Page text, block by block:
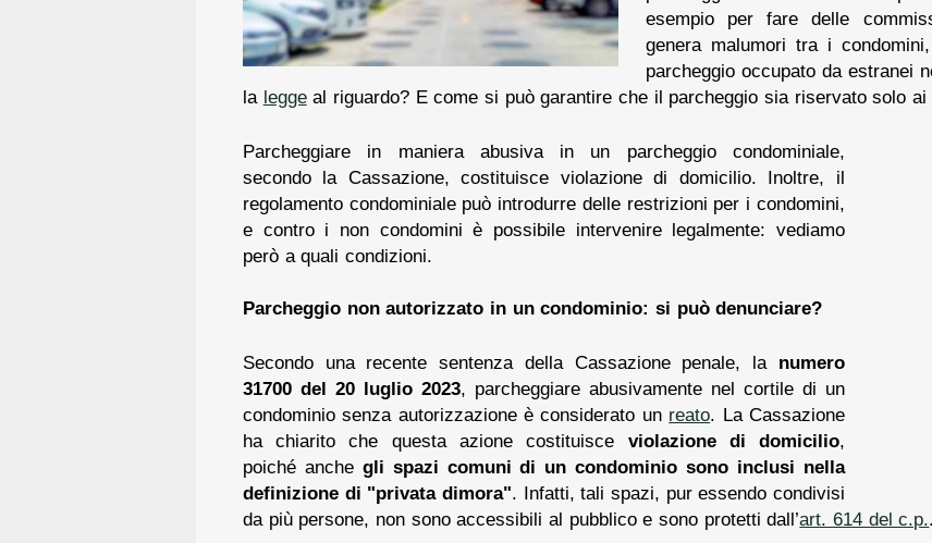
esempio per fare delle
genera malumori tra i
parcheggio occupato da estranei
la leggeal riguardo? E come si può garantire che il parcheggio sia riservato solo ai
Parcheggiare in maniera abusiva in un parcheggio condominiale,
secondo la Cassazione, costituisce violazione di domicilio. Inoltre, il
regolamento condominiale può introdurre delle restrizioni per i condomini,
e contro i non condomini è possibile intervenire legalmente: vediamo
però a quali condizioni.
Parcheggio non autorizzato in un condominio: si può denunciare?
Secondo una recente sentenza della Cassazione penale, la numero
31700 del 20 luglio 2023, parcheggiare abusivamente nel cortile di un
condominio senza autorizzazione è considerato un reato. La Cassazione
ha chiarito che questa azione costituisce violazione di domicilio,
poiché anche gli spazi comuni di un condominio sono inclusi nella
definizione di "privata dimora". Infatti, tali spazi, pur essendo condivisi
da più persone, non sono accessibili al pubblico e sono protetti dall’art. 614 del c.p..